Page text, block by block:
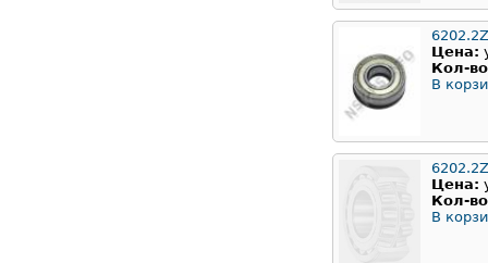
Цена:
Кол-
В
6202.2Z
Цена:
Кол-
В